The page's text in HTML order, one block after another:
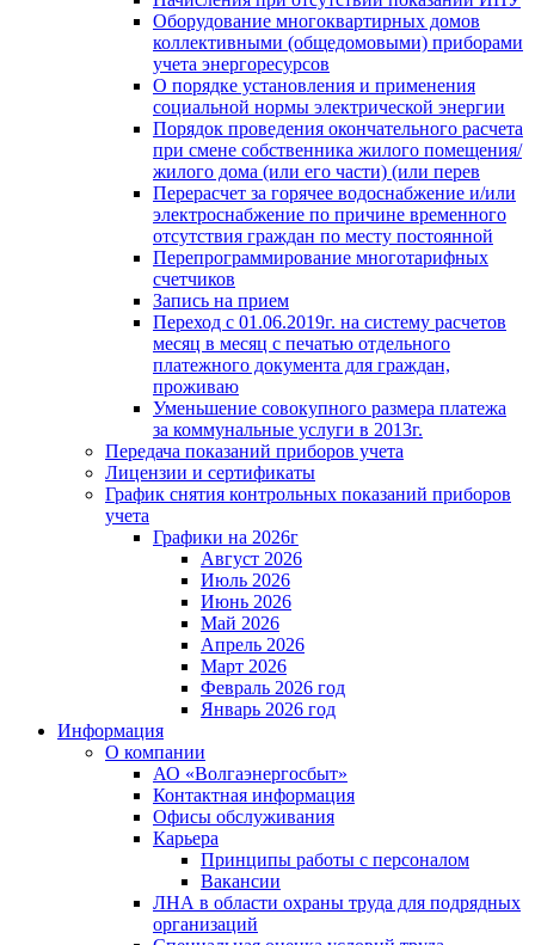
Оборудование многоквартирных домов
коллективными (общедомовыми) приборами
учета энергоресурсов
О порядке установления и применения
социальной нормы электрической энергии
Порядок проведения окончательного расчета
при смене собственника жилого помещения/
жилого дома (или его части) (или перев
Перерасчет за горячее водоснабжение и/или
электроснабжение по причине временного
отсутствия граждан по месту постоянной
Перепрограммирование многотарифных
счетчиков
Запись на прием
Переход с 01.06.2019г. на систему расчетов
месяц в месяц с печатью отдельного
платежного документа для граждан,
проживаю
Уменьшение совокупного размера платежа
за коммунальные услуги в 2013г.
Передача показаний приборов учета
Лицензии и сертификаты
График снятия контрольных показаний приборов
учета
Графики на 2026г
Август 2026
Июль 2026
Июнь 2026
Май 2026
Апрель 2026
Март 2026
Февраль 2026 год
Январь 2026 год
Информация
О компании
АО «Волгаэнергосбыт»
Контактная информация
Офисы обслуживания
Карьера
Принципы работы с персоналом
Вакансии
ЛНА в области охраны труда для подрядных
организаций